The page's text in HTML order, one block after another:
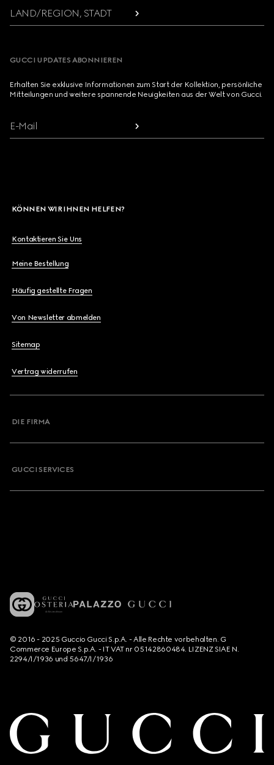
LAND/REGION, STADT
GUCCI UPDATES ABONNIEREN
Erhalten Sie exklusive Informationen zum Start der Kollektion, persönliche
Mitteilungen und weitere spannende Neuigkeiten aus der Welt von Gucci.
E-Mail
KÖNNEN WIR IHNEN HELFEN?
Kontaktieren Sie Uns
Meine Bestellung
Häufig gestellte Fragen
Von Newsletter abmelden
Sitemap
Vertrag widerrufen
DIE FIRMA
GUCCI SERVICES
© 2016 - 2025 Guccio Gucci S.p.A. - Alle Rechte vorbehalten. G
Commerce Europe S.p.A. - IT VAT nr 05142860484. LIZENZ SIAE N.
2294/I/1936 und 5647/I/1936